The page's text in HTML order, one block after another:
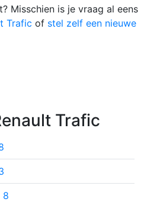
Misschien is je vraag al eens
Trafic of stel zelf een nieuwe
Trafic
8